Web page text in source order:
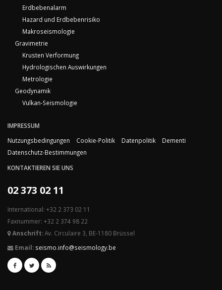
Erdbebenalarm
Hazard und Erdbebenrisiko
Makroseismologie
Gravimetrie
Krusten Verformung
Hydrologischen Auswirkungen
Metrologie
Geodynamik
Vulkan-Seismologie
IMPRESSUM
Nutzungsbedingungen
Cookie-Politik Datenpolitik
Dementi
Datenschutz-Bestimmungen
KONTAKTIEREN SIE UNS
02 373 02 11
International: +32 2 373 02 11
Faxnummer: +32 2 374 98 22
Anschrift:Av. Circulaire 3, BE-1180 Brüssel
Email: seismo.info@seismology.be